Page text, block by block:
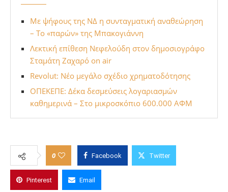
Με ψήφους της ΝΔ η συνταγματική αναθεώρηση
– Το «παρών» της Μπακογιάννη
Λεκτική επίθεση Νεφελούδη στον δημοσιογράφο
Σταμάτη Ζαχαρό on air
Revolut: Νέο μεγάλο σχέδιο χρηματοδότησης
ΟΠΕΚΕΠΕ: Δέκα δεσμεύσεις λογαριασμών
καθημερινά – Στο μικροσκόπιο 600.000 ΑΦΜ
0 Facebook Twitter
Pinterest Email